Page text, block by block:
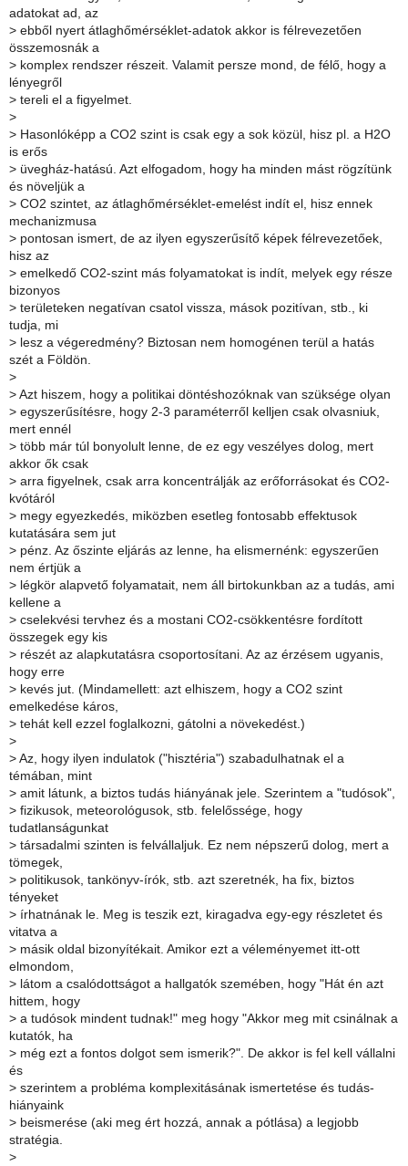
adatokat ad, az
> ebből nyert átlaghőmérséklet-adatok akkor is félrevezetően
összemosnák a
> komplex rendszer részeit. Valamit persze mond, de félő, hogy a
lényegről
> tereli el a figyelmet.
>
> Hasonlóképp a CO2 szint is csak egy a sok közül, hisz pl. a H2O
is erős
> üvegház-hatású. Azt elfogadom, hogy ha minden mást rögzítünk
és növeljük a
> CO2 szintet, az átlaghőmérséklet-emelést indít el, hisz ennek
mechanizmusa
> pontosan ismert, de az ilyen egyszerűsítő képek félrevezetőek,
hisz az
> emelkedő CO2-szint más folyamatokat is indít, melyek egy része
bizonyos
> területeken negatívan csatol vissza, mások pozitívan, stb., ki
tudja, mi
> lesz a végeredmény? Biztosan nem homogénen terül a hatás
szét a Földön.
>
> Azt hiszem, hogy a politikai döntéshozóknak van szüksége olyan
> egyszerűsítésre, hogy 2-3 paraméterről kelljen csak olvasniuk,
mert ennél
> több már túl bonyolult lenne, de ez egy veszélyes dolog, mert
akkor ők csak
> arra figyelnek, csak arra koncentrálják az erőforrásokat és CO2-
kvótáról
> megy egyezkedés, miközben esetleg fontosabb effektusok
kutatására sem jut
> pénz. Az őszinte eljárás az lenne, ha elismernénk: egyszerűen
nem értjük a
> légkör alapvető folyamatait, nem áll birtokunkban az a tudás, ami
kellene a
> cselekvési tervhez és a mostani CO2-csökkentésre fordított
összegek egy kis
> részét az alapkutatásra csoportosítani. Az az érzésem ugyanis,
hogy erre
> kevés jut. (Mindamellett: azt elhiszem, hogy a CO2 szint
emelkedése káros,
> tehát kell ezzel foglalkozni, gátolni a növekedést.)
>
> Az, hogy ilyen indulatok ("hisztéria") szabadulhatnak el a
témában, mint
> amit látunk, a biztos tudás hiányának jele. Szerintem a "tudósok",
> fizikusok, meteorológusok, stb. felelőssége, hogy
tudatlanságunkat
> társadalmi szinten is felvállaljuk. Ez nem népszerű dolog, mert a
tömegek,
> politikusok, tankönyv-írók, stb. azt szeretnék, ha fix, biztos
tényeket
> írhatnának le. Meg is teszik ezt, kiragadva egy-egy részletet és
vitatva a
> másik oldal bizonyítékait. Amikor ezt a véleményemet itt-ott
elmondom,
> látom a csalódottságot a hallgatók szemében, hogy "Hát én azt
hittem, hogy
> a tudósok mindent tudnak!" meg hogy "Akkor meg mit csinálnak a
kutatók, ha
> még ezt a fontos dolgot sem ismerik?". De akkor is fel kell vállalni
és
> szerintem a probléma komplexitásának ismertetése és tudás-
hiányaink
> beismerése (aki meg ért hozzá, annak a pótlása) a legjobb
stratégia.
>